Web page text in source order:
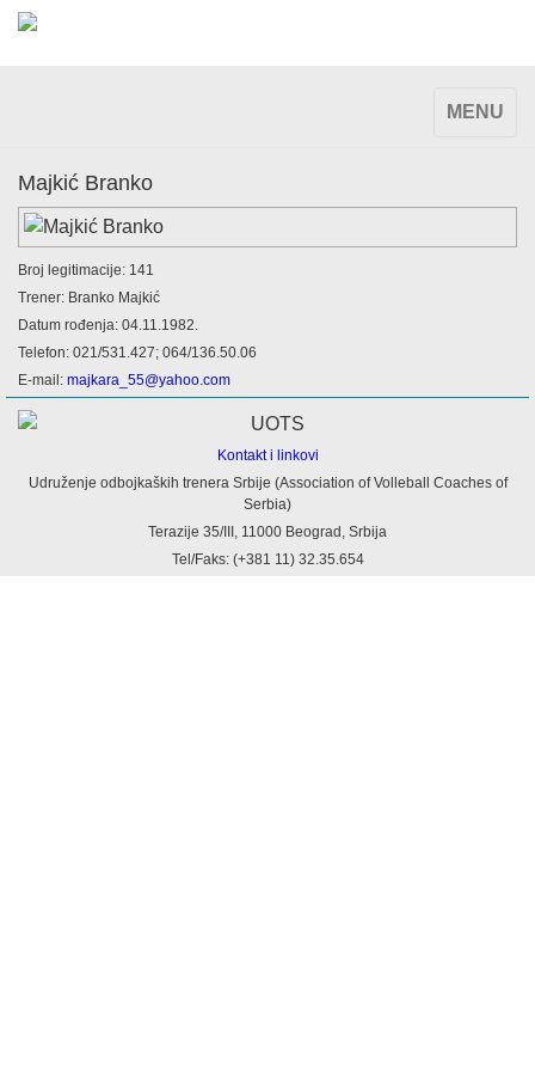
TOGGLE
MENU
Majkić Branko
Broj legitimacije: 141
Trener: Branko Majkić
Datum rođenja: 04.11.1982.
Telefon: 021/531.427; 064/136.50.06
E-mail: majkara_55@yahoo.com
Kontakt i linkovi
Udruženje odbojkaških trenera Srbije (Association of Volleball Coaches of
Serbia)
Terazije 35/III, 11000 Beograd, Srbija
Tel/Faks: (+381 11) 32.35.654